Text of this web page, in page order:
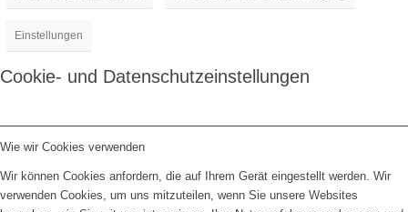
Einstellungen
Cookie- und Datenschutzeinstellungen
Wie wir Cookies verwenden
Wir können Cookies anfordern, die auf Ihrem Gerät eingestellt werden. Wir
verwenden Cookies, um uns mitzuteilen, wenn Sie unsere Websites